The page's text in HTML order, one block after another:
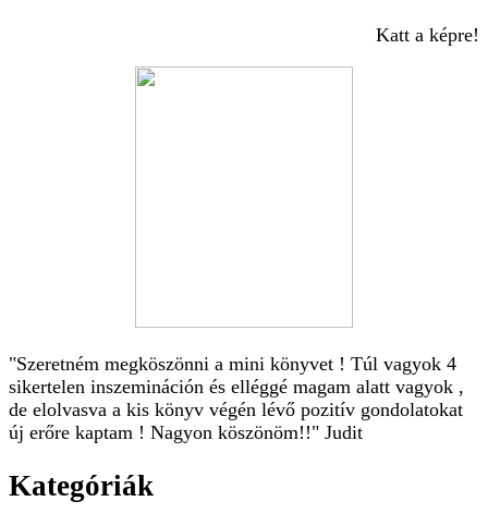
Katt a képre!
"Szeretném megköszönni a mini könyvet ! Túl vagyok 4
sikertelen inszemináción és elléggé magam alatt vagyok ,
de elolvasva a kis könyv végén lévő pozitív gondolatokat
új erőre kaptam ! Nagyon köszönöm!!" Judit
Kategóriák